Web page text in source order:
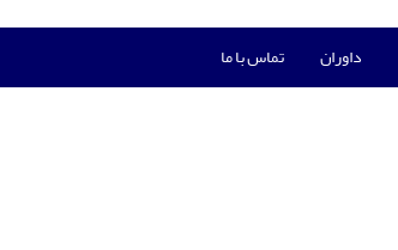
داوران تماس با ما